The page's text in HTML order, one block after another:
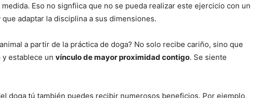
Cachorros
Eso no signfiica que no se pueda realizar este ejercicio con un
adaptar la disciplina a sus dimensiones.
a partir de la práctica de doga? No solo recibe cariño, sino que
y establece un vínculo de mayor proximidad contigo. Se siente
doga tú también puedes recibir numerosos beneficios. Por ejemplo,